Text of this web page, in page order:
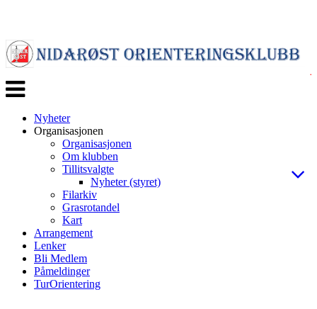
Veksle
navigasjon
Nyheter
Organisasjonen
Organisasjonen
Om klubben
Tillitsvalgte
Nyheter (styret)
Filarkiv
Grasrotandel
Kart
Arrangement
Lenker
Bli Medlem
Påmeldinger
TurOrientering